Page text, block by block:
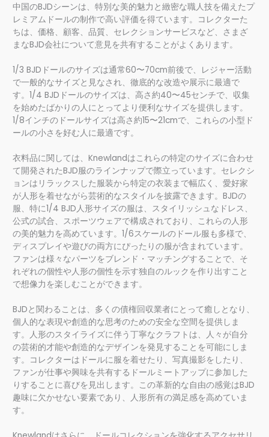
中国のBJDシーンは、特別な美的魅力と緻密な職人技を備えたプ
レミアムドールの制作で高い評価を得ています。コレクターた
ちは、価格、顧客、品質、セレクションサービスなど、さまざ
まなBJD会社について意見を共有することがよくあります。
1/3 BJDドールのサイズは通常60〜70cm前後で、レジャー活動
で一般的なサイズと見なされ、徹底的な改造や展示に最適で
す。1/4 BJDドールのサイズは、高さ約40〜45センチで、収集
を始めたばかりの人にとってより便利なサイズを提供します。
1/8インチのドールサイズは高さ約15〜21cmで、これらの小型ド
ールの小さを好む人に最適です。
衣料品に関しては、Knewlandはこれらの特定のサイズに合わせ
て開発されたBJD服のラインナップで際立っています。セレクシ
ョンはリラックスした服装から特定の衣装まで幅広く、愛好家
が人形を着せながら芸術的なスタイルを披露できます。BJDの
服、特に1/4 BJD人形サイズの服は、スタイリッシュなドレス、
公式の試合、スポーツウェアで構成されており、これらの人形
の美的魅力を高めています。1/6スケールのドール服も多様で、
ディスプレイや遊びの両方にぴったりの服が含まれています。
ファンは様々なパーツをブレンド・マッチングすることで、そ
れぞれの個性や人形の個性を示す独自のルックを作り出すこと
で想像力を楽しむことができます。
BJDと関わることは、多くの債権回収業者にとって癒しとなり、
個人的な表現や創造的な思考のための安全な空間を提供しま
す。人形のスタイライズに伴う丁寧なクラフトは、人々が自分
の芸術的才能や創造的なデザインを発見することを可能にしま
す。コレクターはドールに服を着せたり、写真撮影をしたり、
ファンが仕事や興味を共有するドールミートアップに参加した
りすることに喜びを見出します。この革新的な自由の感覚はBJD
趣味に欠かせない要素であり、人形所有の満足感を高めていま
す。